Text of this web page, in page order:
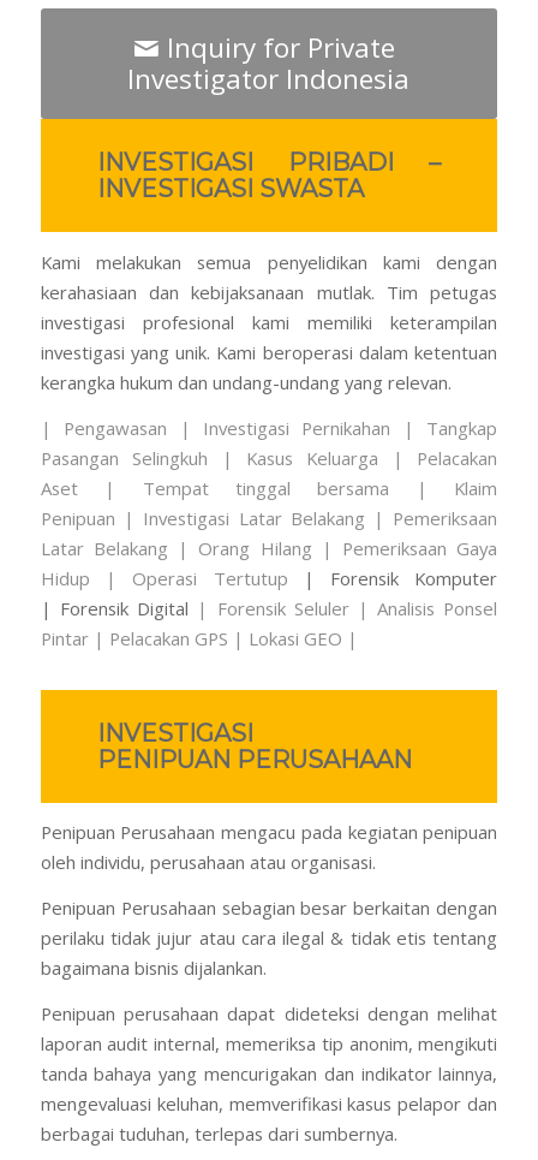
Inquiry for Private
Investigator Indonesia
INVESTIGASI PRIBADI –
INVESTIGASI SWASTA
Kami melakukan semua penyelidikan kami dengan
kerahasiaan dan kebijaksanaan mutlak. Tim petugas
investigasi profesional kami memiliki keterampilan
investigasi yang unik. Kami beroperasi dalam ketentuan
kerangka hukum dan undang-undang yang relevan.
| Pengawasan
| Investigasi Pernikahan | Tangkap
Pasangan Selingkuh
| Kasus Keluarga
| Pelacakan
Aset
| Tempat tinggal bersama | Klaim
Penipuan | Investigasi Latar Belakang | Pemeriksaan
Latar Belakang | Orang Hilang | Pemeriksaan Gaya
Hidup
| Operasi Tertutup
| Forensik Komputer
| Forensik Digital | Forensik Seluler | Analisis Ponsel
Pintar | Pelacakan GPS | Lokasi GEO |
INVESTIGASI
PENIPUAN PERUSAHAAN
Penipuan Perusahaan mengacu pada kegiatan penipuan
oleh individu, perusahaan atau organisasi.
Penipuan Perusahaan sebagian besar berkaitan dengan
perilaku tidak jujur ​​atau cara ilegal & tidak etis tentang
bagaimana bisnis dijalankan.
Penipuan perusahaan dapat dideteksi dengan melihat
laporan audit internal, memeriksa tip anonim, mengikuti
tanda bahaya yang mencurigakan dan indikator lainnya,
mengevaluasi keluhan, memverifikasi kasus pelapor dan
berbagai tuduhan, terlepas dari sumbernya.